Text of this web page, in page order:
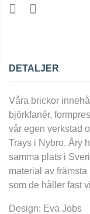
DETALJER
Våra brickor
björkfanér,
vår egen verkstad
Trays i Nybro. Åry
samma plats i
material av
som de håller fast
Design: Eva Jobs